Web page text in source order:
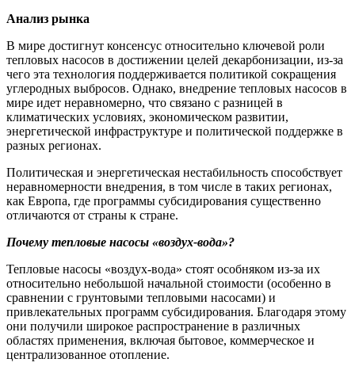
Анализ рынка
В мире достигнут консенсус относительно ключевой роли
тепловых насосов в достижении целей декарбонизации, из-за
чего эта технология поддерживается политикой сокращения
углеродных выбросов. Однако, внедрение тепловых насосов в
мире идет неравномерно, что связано с разницей в
климатических условиях, экономическом развитии,
энергетической инфраструктуре и политической поддержке в
разных регионах.
Политическая и энергетическая нестабильность способствует
неравномерности внедрения, в том числе в таких регионах,
как Европа, где программы субсидирования существенно
отличаются от страны к стране.
Почему тепловые насосы «воздух-вода»?
Тепловые насосы «воздух-вода» стоят особняком из-за их
относительно небольшой начальной стоимости (особенно в
сравнении с грунтовыми тепловыми насосами) и
привлекательных программ субсидирования. Благодаря этому
они получили широкое распространение в различных
областях применения, включая бытовое, коммерческое и
централизованное отопление.